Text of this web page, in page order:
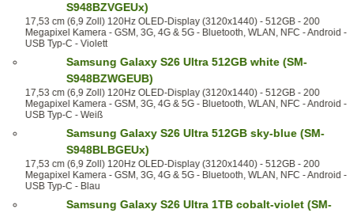
S948BZVGEUx)
17,53 cm (6,9 Zoll) 120Hz OLED-Display (3120x1440) - 512GB - 200
Megapixel Kamera - GSM, 3G, 4G & 5G - Bluetooth, WLAN, NFC - Android -
USB Typ-C - Violett
Samsung Galaxy S26 Ultra 512GB white (SM-
S948BZWGEUB)
17,53 cm (6,9 Zoll) 120Hz OLED-Display (3120x1440) - 512GB - 200
Megapixel Kamera - GSM, 3G, 4G & 5G - Bluetooth, WLAN, NFC - Android -
USB Typ-C - Weiß
Samsung Galaxy S26 Ultra 512GB sky-blue (SM-
S948BLBGEUx)
17,53 cm (6,9 Zoll) 120Hz OLED-Display (3120x1440) - 512GB - 200
Megapixel Kamera - GSM, 3G, 4G & 5G - Bluetooth, WLAN, NFC - Android -
USB Typ-C - Blau
Samsung Galaxy S26 Ultra 1TB cobalt-violet (SM-